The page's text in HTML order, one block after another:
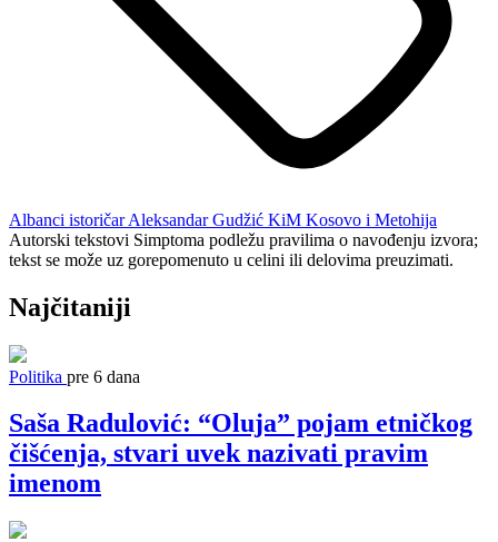
Albanci istoričar Aleksandar Gudžić KiM Kosovo i Metohija
Autorski tekstovi Simptoma podležu pravilima o navođenju izvora;
tekst se može uz gorepomenuto u celini ili delovima preuzimati.
Najčitaniji
Politika pre 6 dana
Saša Radulović: “Oluja” pojam etničkog
čišćenja, stvari uvek nazivati pravim
imenom